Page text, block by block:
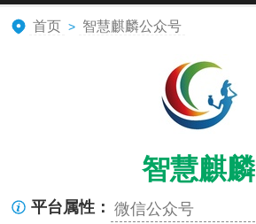
首页 > 智慧麒麟公众号
智慧麒麟
平台属性： 微信公众号